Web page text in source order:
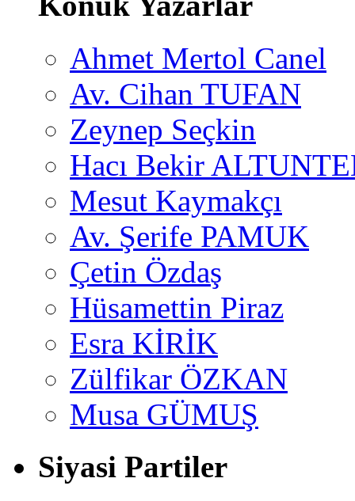
Ahmet Mertol Canel
Av. Cihan TUFAN
Zeynep Seçkin
Hacı Bekir
Mesut Kaymakçı
Av. Şerife PAMUK
Çetin Özdaş
Hüsamettin Piraz
Esra KİRİK
Zülfikar ÖZKAN
Musa GÜMUŞ
Siyasi Partiler